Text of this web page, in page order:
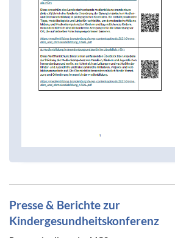
Presse & Berichte zur
Kindergesundheitskonferenz